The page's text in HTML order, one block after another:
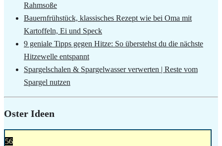
Rahmsoße
Bauernfrühstück, klassisches Rezept wie bei Oma mit
Kartoffeln, Ei und Speck
9 geniale Tipps gegen Hitze: So überstehst du die nächste
Hitzewelle entspannt
Spargelschalen & Spargelwasser verwerten | Reste vom
Spargel nutzen
Oster Ideen
56